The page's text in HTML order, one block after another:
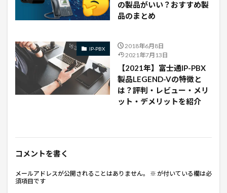
の製品がいい？おすすめ製
品のまとめ
IP-PBX
2018年6月8日
2021年7月13日
【2021年】富士通IP-PBX
製品LEGEND-Vの特徴と
は？評判・レビュー・メリ
ット・デメリットを紹介
コメントを書く
メールアドレスが公開されることはありません。 ※ が付いている欄は必
須項目です